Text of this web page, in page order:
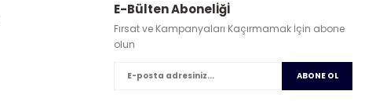
E-Bülten Abonelİğİ
Fırsat ve Kampanyaları Kaçırmamak İçin abone
olun
ABONE OL